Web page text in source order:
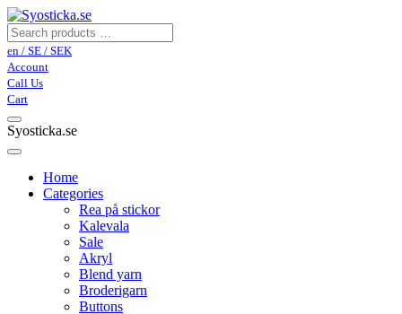
en / SE / SEK
Account
Call Us
Cart
Syosticka.se
Home
Categories
Rea på stickor
Kalevala
Sale
Akryl
Blend yarn
Broderigarn
Buttons